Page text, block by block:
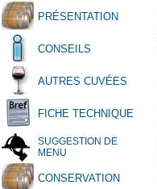
PRÉSENTATION
CONSEILS
AUTRES CUVÉES
FICHE TECHNIQUE
SUGGESTION DE
MENU
CONSERVATION